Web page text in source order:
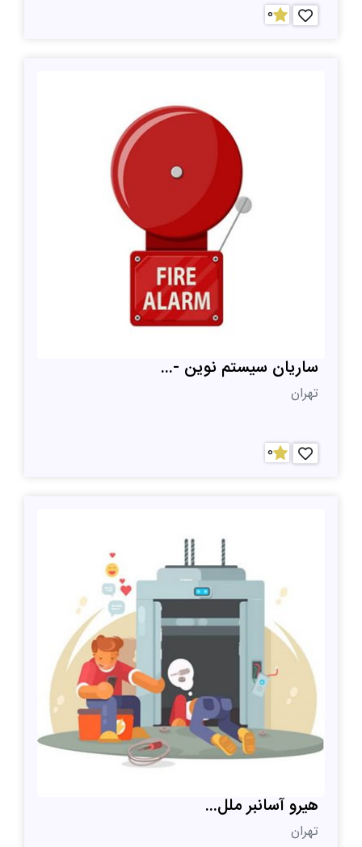
0
ساریان سیستم نوین -...
تهران
0
هیرو آسانبر ملل...
تهران